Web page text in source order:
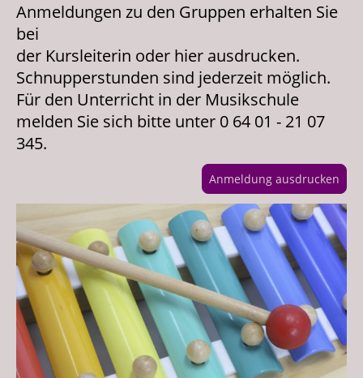
Anmeldungen zu den Gruppen erhalten Sie
bei
der Kursleiterin oder hier ausdrucken.
Schnupperstunden sind jederzeit möglich.
Für den Unterricht in der Musikschule
melden Sie sich bitte unter 0 64 01 - 21 07
345.
Anmeldung ausdrucken